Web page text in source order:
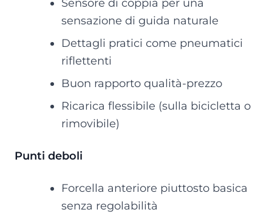
Sensore di coppia per una
sensazione di guida naturale
Dettagli pratici come pneumatici
riflettenti
Buon rapporto qualità-prezzo
Ricarica flessibile (sulla bicicletta o
rimovibile)
Punti deboli
Forcella anteriore piuttosto basica
senza regolabilità